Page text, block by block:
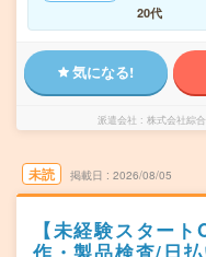
20代
気になる!
派遣会社 株式会社綜
未読 掲載日 2026/08/05
【未経験スター
作・製品検査/日